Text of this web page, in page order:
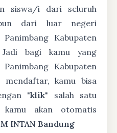
siswa/i dari seluruh
dari luar negeri
Kabupaten
Jadi bagi kamu yang
Kabupaten
mendaftar, kamu bisa
"klik" salah satu
akan otomatis
INTAN Bandung